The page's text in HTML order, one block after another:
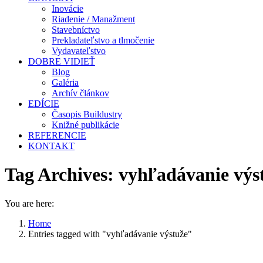
Inovácie
Riadenie / Manažment
Stavebníctvo
Prekladateľstvo a tlmočenie
Vydavateľstvo
DOBRE VIDIEŤ
Blog
Galéria
Archív článkov
EDÍCIE
Časopis Buildustry
Knižné publikácie
REFERENCIE
KONTAKT
Tag Archives: vyhľadávanie
You are here:
Home
Entries tagged with "vyhľadávanie výstuže"